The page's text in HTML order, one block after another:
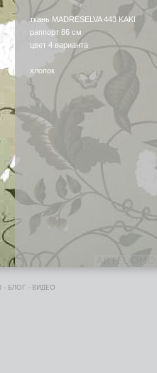
ткань MADRESELVA 443 KAKI
раппорт 86 см
цвет 4 варианта
хлопок
- БЛОГ - ВИДЕО